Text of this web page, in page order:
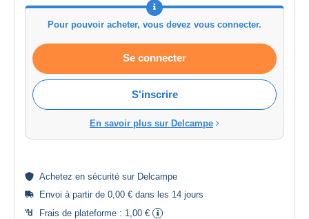
Pour pouvoir acheter, vous devez vous connecter.
Se connecter
S'inscrire
En savoir plus sur Delcampe
Achetez en sécurité sur Delcampe
Envoi à partir de 0,00 € dans les 14 jours
Frais de plateforme : 1,00 €